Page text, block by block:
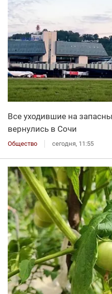
Все уходившие на
вернулись в Сочи
Общество сегодня, 11:55